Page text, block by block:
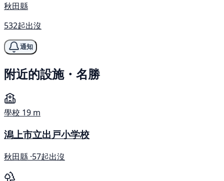
秋田縣
532起出沒
通知
附近的設施・名勝
學校 19 m
潟上市立出戸小学校
秋田縣 ·57起出沒